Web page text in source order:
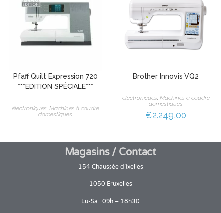
Pfaff Quilt Expression 720
***EDITION SPÉCIALE***
électroniques, Machines à coudre
domestiques
Brother Innovis VQ2
électroniques, Machines à coudre
domestiques
€2.249,00
Magasins / Contact
154 Chaussée d’Ixelles
1050 Bruxelles
Lu-Sa : 09h – 18h30